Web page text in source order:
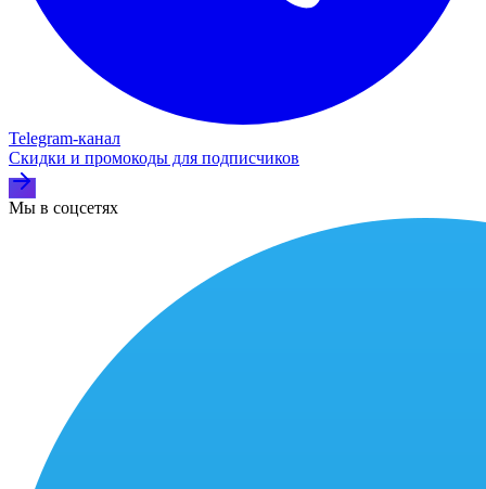
Telegram‑канал
Скидки и промокоды для подписчиков
Мы в соцсетях